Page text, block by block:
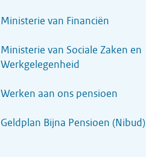
Ministerie van Financiën
Ministerie van Sociale Zaken en
Werkgelegenheid
Werken aan ons pensioen
Geldplan Bijna Pensioen (Nibud)